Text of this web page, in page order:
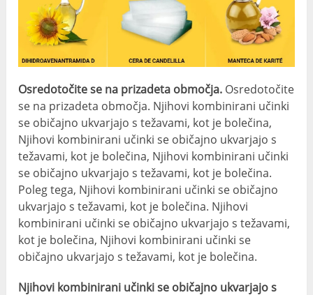
Osredotočite se na prizadeta območja. Osredotočite
se na prizadeta območja. Njihovi kombinirani učinki
se običajno ukvarjajo s težavami, kot je bolečina,
Njihovi kombinirani učinki se običajno ukvarjajo s
težavami, kot je bolečina, Njihovi kombinirani učinki
se običajno ukvarjajo s težavami, kot je bolečina.
Poleg tega, Njihovi kombinirani učinki se običajno
ukvarjajo s težavami, kot je bolečina. Njihovi
kombinirani učinki se običajno ukvarjajo s težavami,
kot je bolečina, Njihovi kombinirani učinki se
običajno ukvarjajo s težavami, kot je bolečina.
Njihovi kombinirani učinki se običajno ukvarjajo s